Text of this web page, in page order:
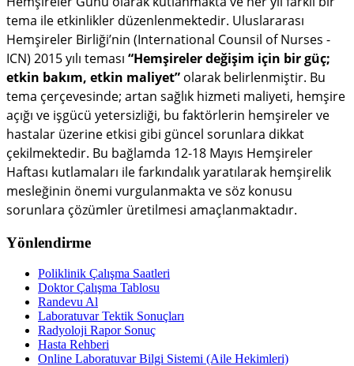
tema ile etkinlikler düzenlenmektedir. Uluslararası
Hemşireler Birliği’nin (International Counsil of Nurses -
ICN) 2015 yılı teması “Hemşireler değişim için bir güç;
etkin bakım, etkin maliyet” olarak belirlenmiştir. Bu
tema çerçevesinde; artan sağlık hizmeti maliyeti, hemşire
açığı ve işgücü yetersizliği, bu faktörlerin hemşireler ve
hastalar üzerine etkisi gibi güncel sorunlara dikkat
çekilmektedir. Bu bağlamda 12-18 Mayıs Hemşireler
Haftası kutlamaları ile farkındalık yaratılarak hemşirelik
mesleğinin önemi vurgulanmakta ve söz konusu
sorunlara çözümler üretilmesi amaçlanmaktadır.
Yönlendirme
Poliklinik Çalışma Saatleri
Doktor Çalışma Tablosu
Randevu Al
Laboratuvar Tektik Sonuçları
Radyoloji Rapor Sonuç
Hasta Rehberi
Online Laboratuvar Bilgi Sistemi (Aile Hekimleri)